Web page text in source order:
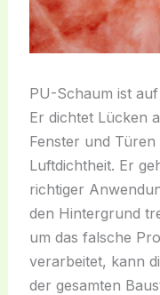
PU-Schaum ist
Er dichtet Lücken
Fenster und
Luftdichtheit. Er
richtiger
den Hintergrund
um das falsche
verarbeitet, kann
der gesamten